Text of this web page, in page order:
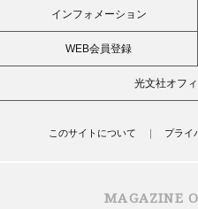
インフォメーション
WEB会員登録
光文社オフ
このサイトについて プライ
MAGAZINE